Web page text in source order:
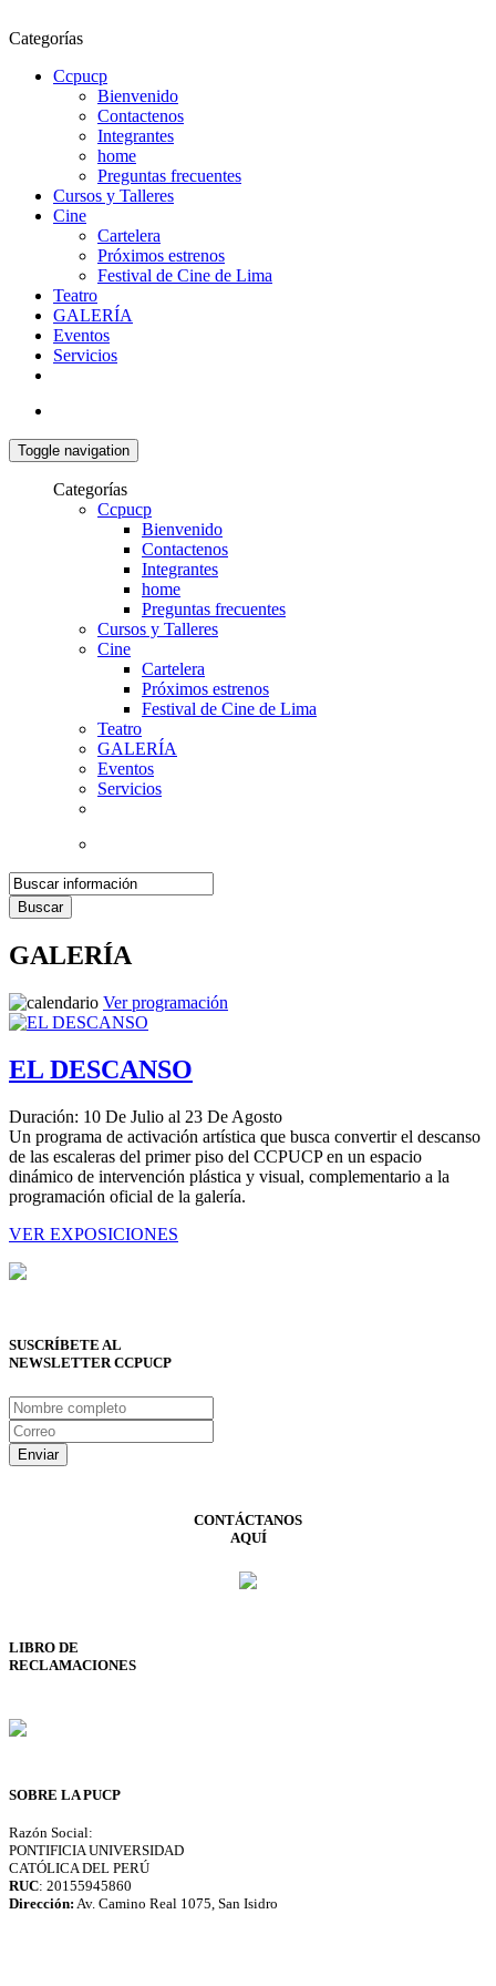
Categorías
Ccpucp
Bienvenido
Contactenos
Integrantes
home
Preguntas frecuentes
Cursos y Talleres
Cine
Cartelera
Próximos estrenos
Festival de Cine de Lima
Teatro
GALERÍA
Eventos
Servicios
Toggle navigation
Categorías
Ccpucp
Bienvenido
Contactenos
Integrantes
home
Preguntas frecuentes
Cursos y Talleres
Cine
Cartelera
Próximos estrenos
Festival de Cine de Lima
Teatro
GALERÍA
Eventos
Servicios
Buscar
GALERÍA
Ver programación
EL DESCANSO
Duración: 10 De Julio al 23 De Agosto
Un programa de activación artística que busca convertir el descanso
de las escaleras del primer piso del CCPUCP en un espacio
dinámico de intervención plástica y visual, complementario a la
programación oficial de la galería.
VER EXPOSICIONES
SUSCRÍBETE AL
NEWSLETTER CCPUCP
CONTÁCTANOS
AQUÍ
LIBRO DE
RECLAMACIONES
SOBRE LA PUCP
Razón Social:
PONTIFICIA UNIVERSIDAD
CATÓLICA DEL PERÚ
RUC: 20155945860
Dirección: Av. Camino Real 1075, San Isidro